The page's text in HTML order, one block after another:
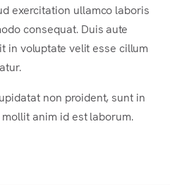
exercitation ullamco laboris
consequat. Duis aute
in voluptate velit esse cillum
non proident, sunt in
anim id est laborum.